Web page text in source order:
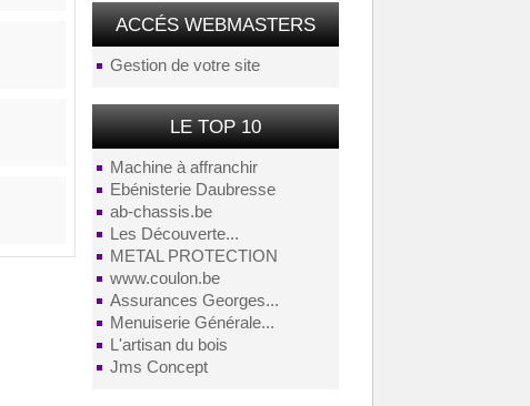
ACCÉS WEBMASTERS
Gestion de votre site
LE TOP 10
Machine à affranchir
Ebénisterie Daubresse
ab-chassis.be
Les Découverte...
METAL PROTECTION
www.coulon.be
Assurances Georges...
Menuiserie Générale...
L'artisan du bois
Jms Concept